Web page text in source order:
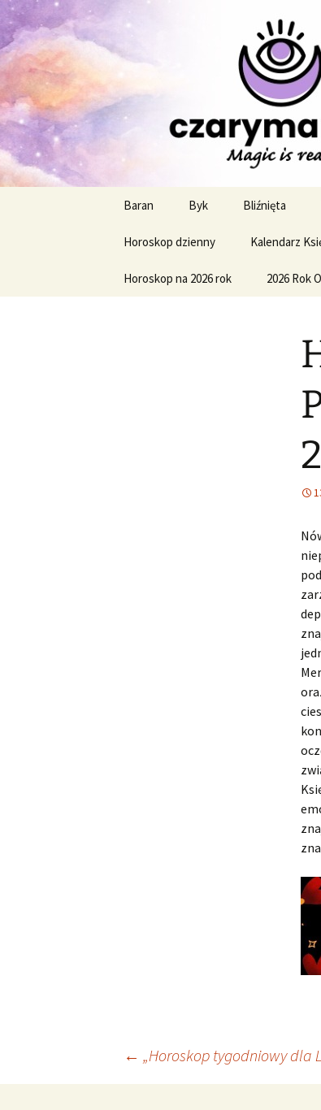
Profesjonalne
treści
Baran Byk Bliźnięta
Horoskop dzienny Kalendarz
Horoskop na 2026 rok 2026 Rok
Nawigacja
← „Horoskop tygodniowy dla